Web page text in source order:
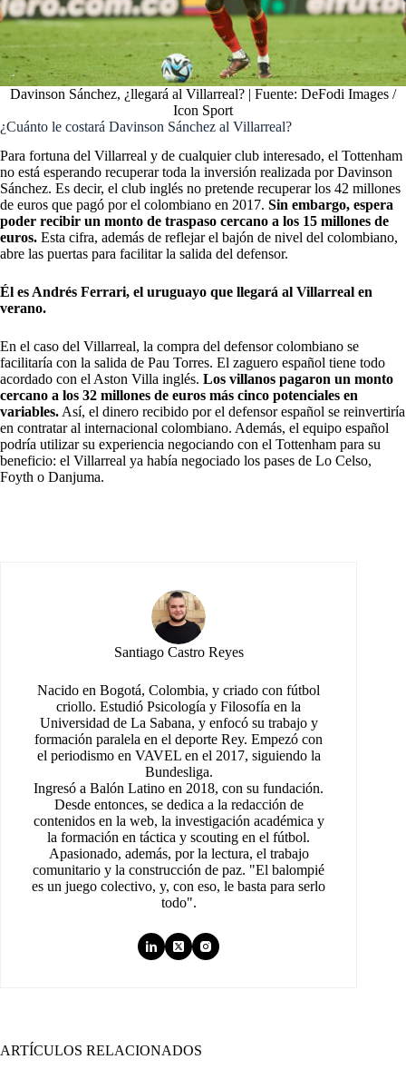
Davinson Sánchez, ¿llegará al Villarreal? | Fuente: DeFodi Images /
Icon Sport
¿Cuánto le costará Davinson Sánchez al Villarreal?
Para fortuna del Villarreal y de cualquier club interesado, el Tottenham
no está esperando recuperar toda la inversión realizada por Davinson
Sánchez. Es decir, el club inglés no pretende recuperar los 42 millones
de euros que pagó por el colombiano en 2017. Sin embargo, espera
poder recibir un monto de traspaso cercano a los 15 millones de
euros. Esta cifra, además de reflejar el bajón de nivel del colombiano,
abre las puertas para facilitar la salida del defensor.
Él es Andrés Ferrari, el uruguayo que llegará al Villarreal en
verano.
En el caso del Villarreal, la compra del defensor colombiano se
facilitaría con la salida de Pau Torres. El zaguero español tiene todo
acordado con el Aston Villa inglés. Los villanos pagaron un monto
cercano a los 32 millones de euros más cinco potenciales en
variables.Así, el dinero recibido por el defensor español se reinvertiría
en contratar al internacional colombiano. Además, el equipo español
podría utilizar su experiencia negociando con el Tottenham para su
beneficio: el Villarreal ya había negociado los pases de Lo Celso,
Foyth o Danjuma.
Santiago Castro Reyes
Nacido en Bogotá, Colombia, y criado con fútbol
criollo. Estudió Psicología y Filosofía en la
Universidad de La Sabana, y enfocó su trabajo y
formación paralela en el deporte Rey. Empezó con
el periodismo en VAVEL en el 2017, siguiendo la
Bundesliga.
Ingresó a Balón Latino en 2018, con su fundación.
Desde entonces, se dedica a la redacción de
contenidos en la web, la investigación académica y
la formación en táctica y scouting en el fútbol.
Apasionado, además, por la lectura, el trabajo
comunitario y la construcción de paz. "El balompié
es un juego colectivo, y, con eso, le basta para serlo
todo".
ARTÍCULOS RELACIONADOS